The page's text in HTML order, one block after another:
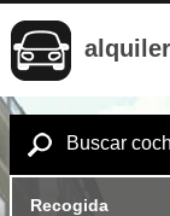
Buscar
Recogida